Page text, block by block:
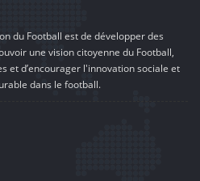
du Football est de développer des
une vision citoyenne du Football,
et d’encourager l'innovation sociale et
dans le football.